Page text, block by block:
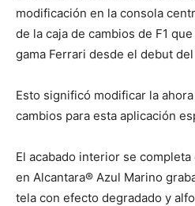
modificación en la consola
de la caja de cambios de F1
gama Ferrari desde el debut
Esto significó modificar la
cambios para esta aplicación
El acabado interior se
en Alcantara® Azul Marino
tela con efecto degradado y